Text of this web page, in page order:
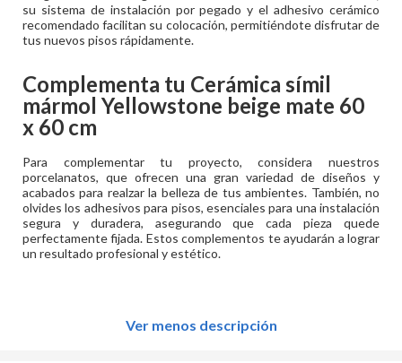
su sistema de instalación por pegado y el adhesivo cerámico
recomendado facilitan su colocación, permitiéndote disfrutar de
tus nuevos pisos rápidamente.
Complementa tu Cerámica símil
mármol Yellowstone beige mate 60
x 60 cm
Para complementar tu proyecto, considera nuestros
porcelanatos, que ofrecen una gran variedad de diseños y
acabados para realzar la belleza de tus ambientes. También, no
olvides los adhesivos para pisos, esenciales para una instalación
segura y duradera, asegurando que cada pieza quede
perfectamente fijada. Estos complementos te ayudarán a lograr
un resultado profesional y estético.
Ver menos descripción